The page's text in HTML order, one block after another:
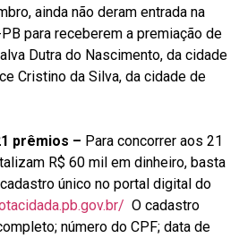
ainda não deram entrada na
para receberem a premiação de
Dutra do Nascimento, da cidade
Cristino da Silva, da cidade de
prêmios – Para concorrer aos 21
R$ 60 mil em dinheiro, basta
único no portal digital do
O cadastro
número do CPF; data de